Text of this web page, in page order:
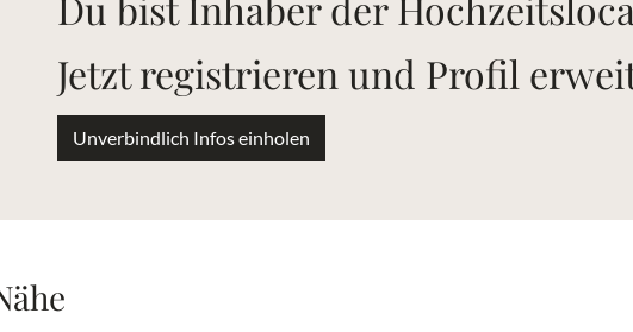
Jetzt registrieren und Profil
Unverbindlich Infos einholen